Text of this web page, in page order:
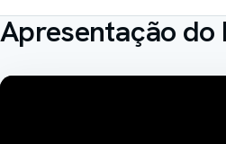
Apresentação do